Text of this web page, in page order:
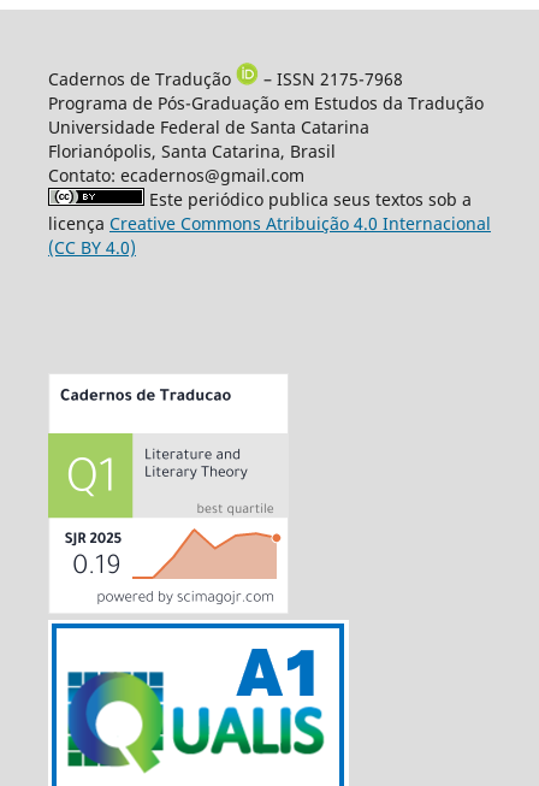
Cadernos de Tradução
– ISSN 2175-7968
Programa de Pós-Graduação em Estudos da Tradução
Universidade Federal de Santa Catarina
Florianópolis, Santa Catarina, Brasil
Contato: ecadernos@gmail.com
Este periódico publica seus textos sob a
licença Creative Commons Atribuição 4.0 Internacional
(CC BY 4.0)